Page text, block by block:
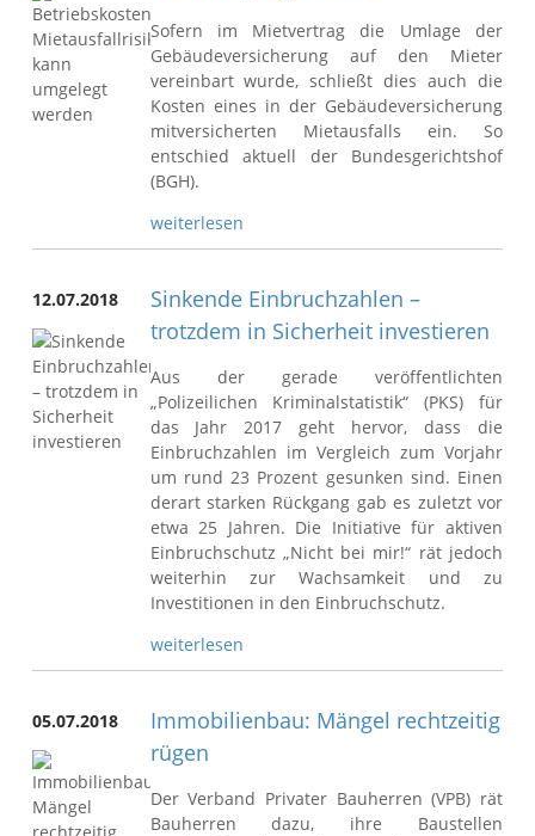
Sofern im Mietvertrag die Umlage der
Gebäudeversicherung auf den Mieter
vereinbart wurde, schließt dies auch die
Kosten eines in der Gebäudeversicherung
mitversicherten Mietausfalls ein. So
entschied aktuell der Bundesgerichtshof
(BGH).
weiterlesen
12.07.2018
Sinkende Einbruchzahlen –
trotzdem in Sicherheit investieren
Aus der gerade veröffentlichten
„Polizeilichen Kriminalstatistik“ (PKS) für
das Jahr 2017 geht hervor, dass die
Einbruchzahlen im Vergleich zum Vorjahr
um rund 23 Prozent gesunken sind. Einen
derart starken Rückgang gab es zuletzt vor
etwa 25 Jahren. Die Initiative für aktiven
Einbruchschutz „Nicht bei mir!“ rät jedoch
weiterhin zur Wachsamkeit und zu
Investitionen in den Einbruchschutz.
weiterlesen
05.07.2018
Immobilienbau: Mängel rechtzeitig
rügen
Der Verband Privater Bauherren (VPB) rät
Bauherren dazu, ihre Baustellen